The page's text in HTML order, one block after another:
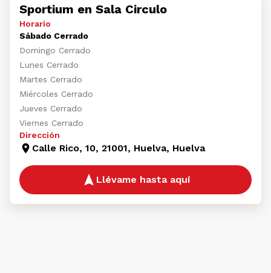
Sportium en Sala Circulo
Horario
Sábado Cerrado
Domingo Cerrado
Lunes Cerrado
Martes Cerrado
Miércoles Cerrado
Jueves Cerrado
Viernes Cerrado
Dirección
Calle Rico, 10, 21001, Huelva, Huelva
Llévame hasta aquí